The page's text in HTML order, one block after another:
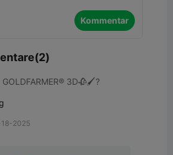
Kommentar
GOLDFARMER® 3D🥀🖌️?
18-2025